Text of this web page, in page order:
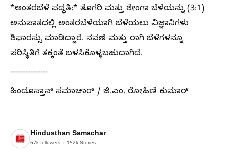
*ಅಂತರಬೆಳೆ ಪದ್ಧತಿ:* ತೊಗರಿ ಮತ್ತು ಶೇಂಗಾ ಬೆಳೆಯನ್ನು (3:1)
ಅನುಪಾತದಲ್ಲಿ ಅಂತರಬೆಳೆಯಾಗಿ ಬೆಳೆಯಲು ವಿಜ್ಞಾನಿಗಳು
ಶಿಫಾರಸ್ಸು ಮಾಡಿದ್ದಾರೆ. ನವಣೆ ಮತ್ತು ರಾಗಿ ಬೆಳೆಗಳನ್ನೂ
ಪರಿಸ್ಥಿತಿಗೆ ತಕ್ಕಂತೆ ಬಳಸಿಕೊಳ್ಳಬಹುದಾಗಿದೆ.
---------------
ಹಿಂದೂಸ್ತಾನ್ ಸಮಾಚಾರ್ / ಜಿ.ಎಂ. ರೋಹಿಣಿ ಕುಮಾರ್
Hindusthan Samachar
67k followers 152k Stories